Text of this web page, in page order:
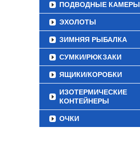
ПОДВОДНЫЕ КАМЕРЫ
ЭХОЛОТЫ
ЗИМНЯЯ РЫБАЛКА
СУМКИ/РЮКЗАКИ
ЯЩИКИ/КОРОБКИ
ИЗОТЕРМИЧЕСКИЕ
КОНТЕЙНЕРЫ
ОЧКИ